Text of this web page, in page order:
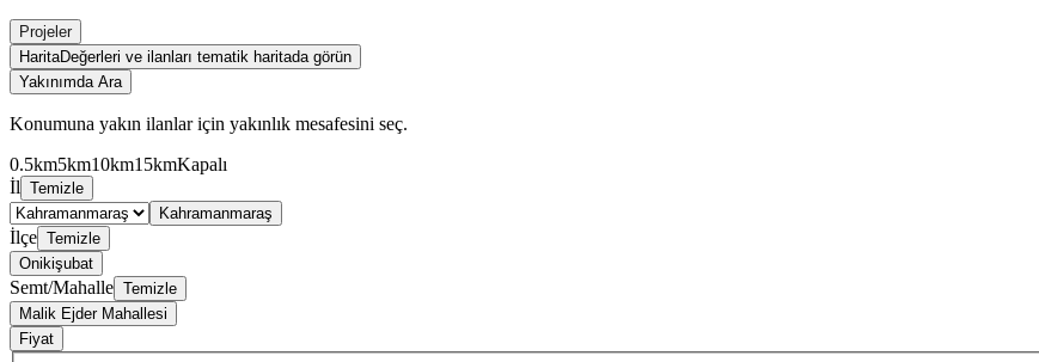
Projeler
HaritaDeğerleri ve ilanları tematik haritada görün
Yakınımda Ara
Konumuna yakın ilanlar için yakınlık mesafesini seç.
0.5km5km10km15kmKapalı
İl Temizle
Kahramanmaraş
İlçe Temizle
Onikişubat
Semt/Mahalle Temizle
Malik Ejder Mahallesi
Fiyat